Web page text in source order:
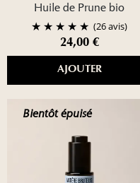
Huile de Prune bio
(26 avis)
24,00 €
AJOUTER
Bientôt épuisé